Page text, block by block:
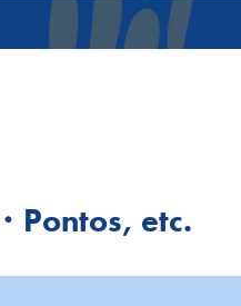
Pontos, etc.